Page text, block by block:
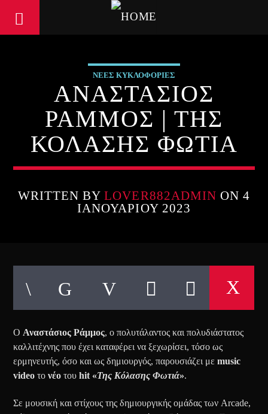
ΝΕΕΣ ΚΥΚΛΟΦΟΡΙΕΣ
ΑΝΑΣΤΑΣΙΟΣ
ΡΑΜΜΟΣ | ΤΗΣ
ΚΟΛΑΣΗΣ ΦΩΤΙΑ
WRITTEN BYLOVER882ADMIN ON 4
ΙΑΝΟΥΑΡΊΟΥ 2023
Ο Αναστάσιος Ράμμος, ο πολυτάλαντος και πολυδιάστατος
καλλιτέχνης που έχει καταφέρει να ξεχωρίσει, τόσο ως
ερμηνευτής, όσο και ως δημιουργός, παρουσιάζει με music
video τονέοτου hit «Της Κόλασης Φωτιά».
Σε μουσική και στίχους της δημιουργικής ομάδας των Arcade,